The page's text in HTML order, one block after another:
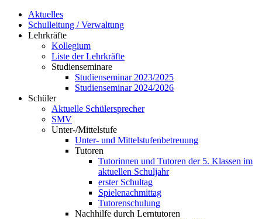
Aktuelles
Schulleitung / Verwaltung
Lehrkräfte
Kollegium
Liste der Lehrkräfte
Studienseminare
Studienseminar 2023/2025
Studienseminar 2024/2026
Schüler
Aktuelle Schülersprecher
SMV
Unter-/Mittelstufe
Unter- und Mittelstufenbetreuung
Tutoren
Tutorinnen und Tutoren der 5. Klassen im
aktuellen Schuljahr
erster Schultag
Spielenachmittag
Tutorenschulung
Nachhilfe durch Lerntutoren